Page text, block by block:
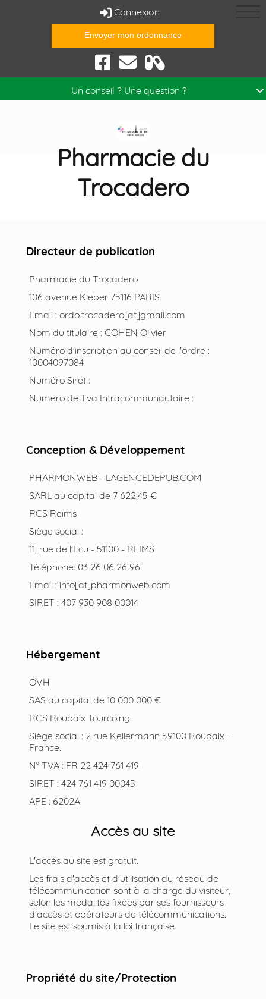
Connexion
Envoyer mon ordonnance
Un conseil ? Une question ?
Pharmacie du
Trocadero
Prendre RDV
Directeur de publication
Pharmacie du Trocadero
106 avenue Kleber 75116 PARIS
Email : ordo.trocadero[at]gmail.com
Nom du titulaire : COHEN Olivier
Numéro d'inscription au conseil de l'ordre :
10004097084
Numéro Siret :
Numéro de Tva Intracommunautaire :
Conception & Développement
PHARMONWEB - LAGENCEDEPUB.COM
SARL au capital de 7 622,45 €
RCS Reims
Siège social :
11, rue de l’Ecu - 51100 - REIMS
Téléphone: 03 26 06 26 96
Email : info[at]pharmonweb.com
SIRET : 407 930 908 00014
Hébergement
OVH
SAS au capital de 10 000 000 €
RCS Roubaix Tourcoing
Siège social : 2 rue Kellermann 59100 Roubaix -
France.
N° TVA : FR 22 424 761 419
SIRET : 424 761 419 00045
APE : 6202A
Accès au site
L'accès au site est gratuit.
Les frais d'accès et d'utilisation du réseau de
télécommunication sont à la charge du visiteur,
selon les modalités fixées par ses fournisseurs
d'accès et opérateurs de télécommunications.
Le site est soumis à la loi française.
Propriété du site/Protection